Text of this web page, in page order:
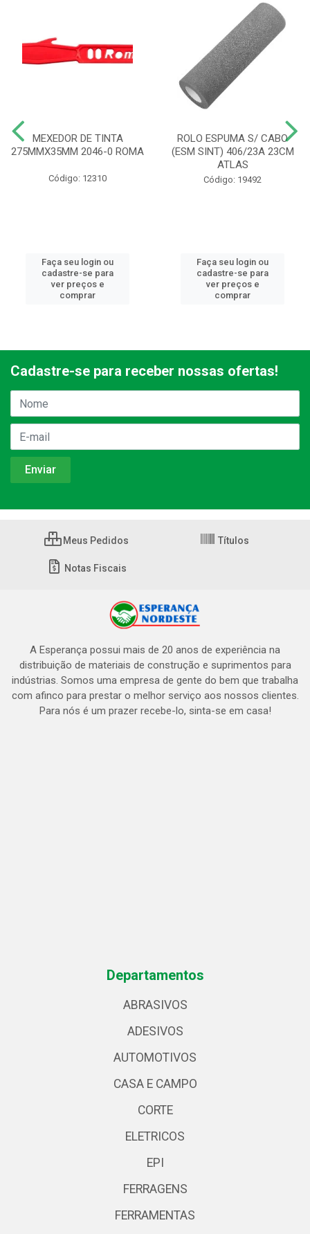
MEXEDOR DE TINTA
275MMX35MM 2046-0 ROMA
Código: 12310
Faça seu login ou
cadastre-se para
ver preços e
comprar
ROLO ESPUMA S/ CABO
(ESM SINT) 406/23A 23CM
ATLAS
Código: 19492
Faça seu login ou
cadastre-se para
ver preços e
comprar
Cadastre-se para receber nossas ofertas!
Meus Pedidos Títulos
Notas Fiscais
A Esperança possui mais de 20 anos de experiência na
distribuição de materiais de construção e suprimentos para
indústrias. Somos uma empresa de gente do bem que trabalha
com afinco para prestar o melhor serviço aos nossos clientes.
Para nós é um prazer recebe-lo, sinta-se em casa!
Departamentos
ABRASIVOS
ADESIVOS
AUTOMOTIVOS
CASA E CAMPO
CORTE
ELETRICOS
EPI
FERRAGENS
FERRAMENTAS